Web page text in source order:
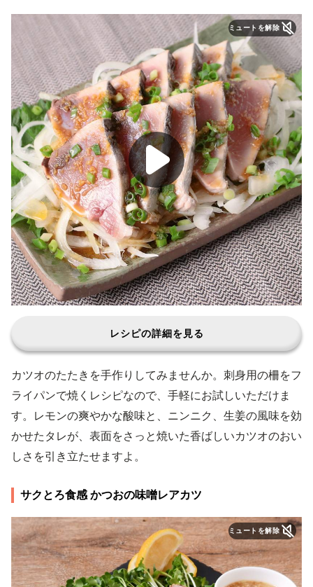
ミュートを解除
レシピの詳細を見る
カツオのたたきを手作りしてみませんか。刺身用の柵をフ
ライパンで焼くレシピなので、手軽にお試しいただけま
す。レモンの爽やかな酸味と、ニンニク、生姜の風味を効
かせたタレが、表面をさっと焼いた香ばしいカツオのおい
しさを引き立たせますよ。
サクとろ食感 かつおの味噌レアカツ
ミュートを解除